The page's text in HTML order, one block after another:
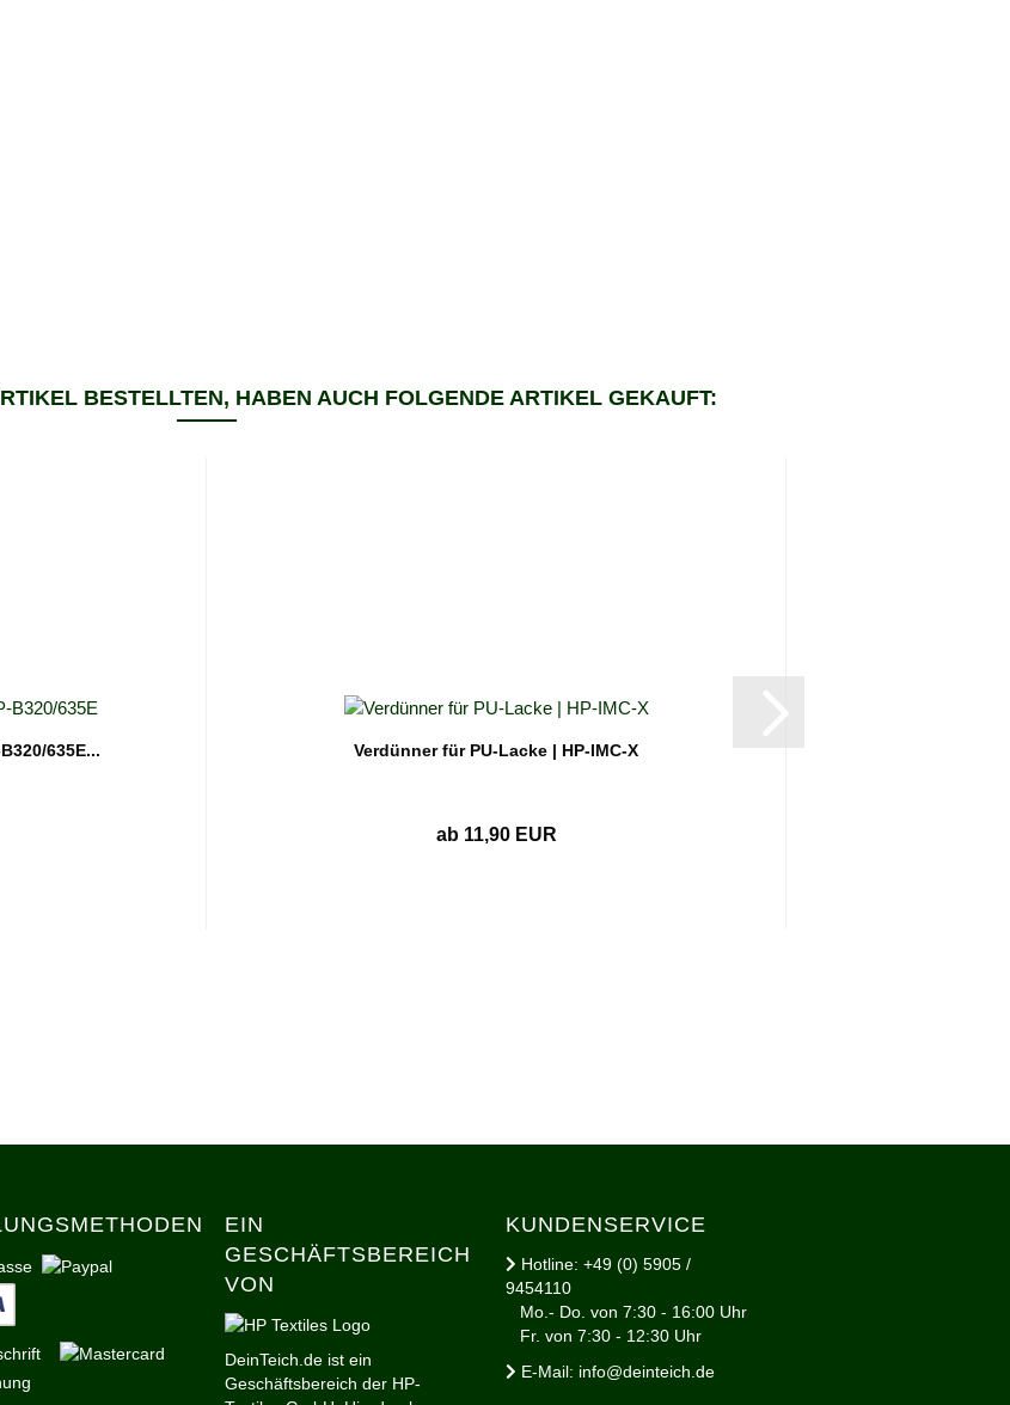
BESTELLTEN, HABEN AUCH FOLGENDE ARTIKEL GEKAUFT:
635E... Verdünner für PU-Lacke | HP-IMC-X
ab 11,90 EUR
EIN
GESCHÄFTSBEREICH
VON
DeinTeich.de ist ein
Geschäftsbereich der HP-
KUNDENSERVICE
Hotline: +49 (0) 5905 /
9454110
Mo.- Do. von 7:30 - 16:00 Uhr
Fr. von 7:30 - 12:30 Uhr
E-Mail: info@deinteich.de